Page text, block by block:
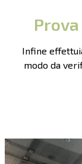
Infine
modo da